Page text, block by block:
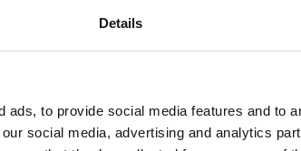
Details
ads, to provide social media features and to
social media, advertising and analytics